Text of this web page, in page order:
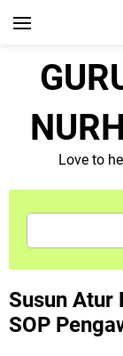
Love to
Susun Atur
SOP